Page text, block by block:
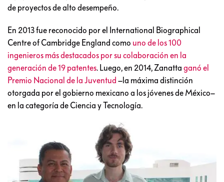
de proyectos de alto desempeño.
En 2013 fue reconocido por el International Biographical
Centre of Cambridge England como uno de los 100
ingenieros más destacados por su colaboración en la
generación de 19 patentes. Luego, en 2014, Zanatta ganó el
Premio Nacional de la Juventud –la máxima distinción
otorgada por el gobierno mexicano a los jóvenes de México–
en la categoría de Ciencia y Tecnología.